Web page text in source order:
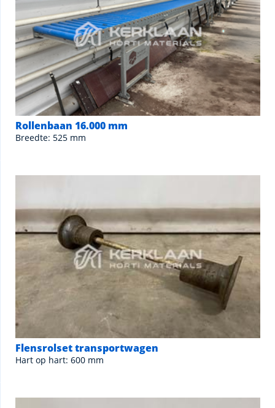
Rollenbaan 16.000 mm
Breedte: 525 mm
Flensrolset transportwagen
Hart op hart: 600 mm